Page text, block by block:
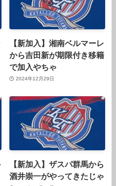
【新加入】湘南ベルマーレ
から吉田新が期限付き移籍
で加入やちゃ
2024年12月29日
【新加入】ザスパ群馬から
酒井崇一がやってきたじゃ